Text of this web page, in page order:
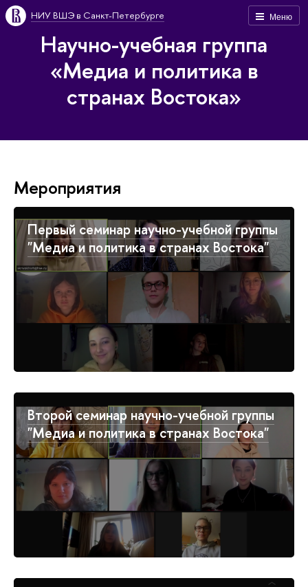
Меню
НИУ ВШЭ в Санкт-Петербурге
Научно-учебная группа
«Медиа и политика в
странах Востока»
Мероприятия
Первый семинар научно-учебной группы
"Медиа и политика в странах Востока"
Второй семинар научно-учебной группы
"Медиа и политика в странах Востока"